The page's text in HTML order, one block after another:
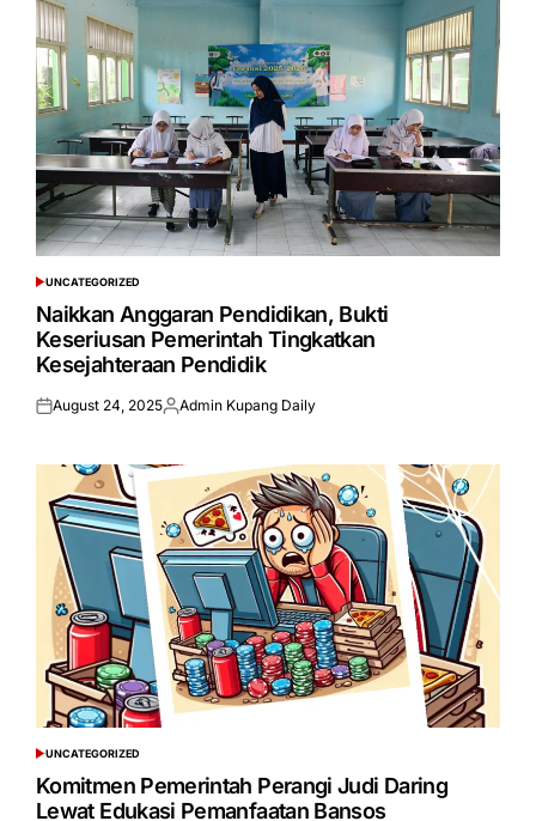
POSTED
IN
UNCATEGORIZED
Naikkan Anggaran Pendidikan, Bukti
Keseriusan Pemerintah Tingkatkan
Kesejahteraan Pendidik
Posted
August 24, 2025Posted
Admin Kupang Daily
POSTED
IN
UNCATEGORIZED
Komitmen Pemerintah Perangi Judi Daring
Lewat Edukasi Pemanfaatan Bansos